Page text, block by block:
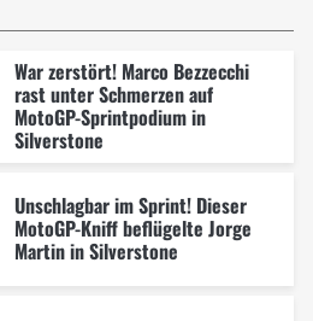
War zerstört! Marco Bezzecchi
rast unter Schmerzen auf
MotoGP-Sprintpodium in
Silverstone
Unschlagbar im Sprint! Dieser
MotoGP-Kniff beflügelte Jorge
Martin in Silverstone